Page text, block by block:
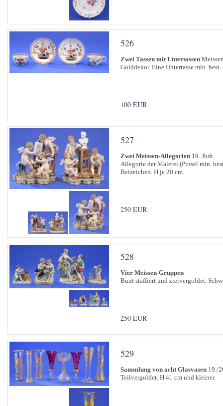
526
Zwei Tassen mit Untertassen
Golddekor. Eine Untertasse min.
100 EUR
527
Zwei Meissen-Allegorien 19. Jhdt.
Allegorie der Malerei (Pinsel min.
Beizeichen. H je 20 cm.
250 EUR
528
Vier Meissen-Gruppen
Bunt staffiert und ziervergoldet.
250 EUR
529
Sammlung von acht Glasvasen 19./
Teilvergoldet. H 41 cm und kleiner.